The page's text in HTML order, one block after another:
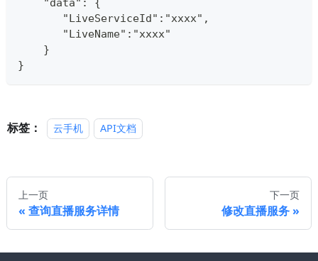
    "data": {
       "LiveServiceId":"xxxx",
       "LiveName":"xxxx"
    }
}
标签： 云手机 API文档
上一页
查询直播服务详情
下一页
修改直播服务